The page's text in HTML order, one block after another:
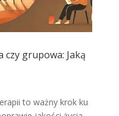
grupowa: Jaką
to ważny krok ku